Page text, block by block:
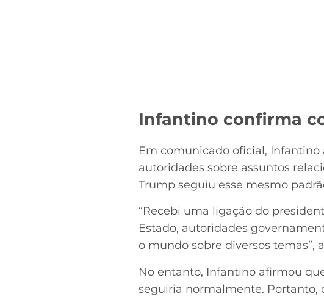
Infantino confirma
Em comunicado oficial,
autoridades sobre assuntos
Trump seguiu esse mesmo
“Recebi uma ligação do
Estado, autoridades
o mundo sobre diversos temas”,
No entanto, Infantino afirmou
seguiria normalmente. Portanto,